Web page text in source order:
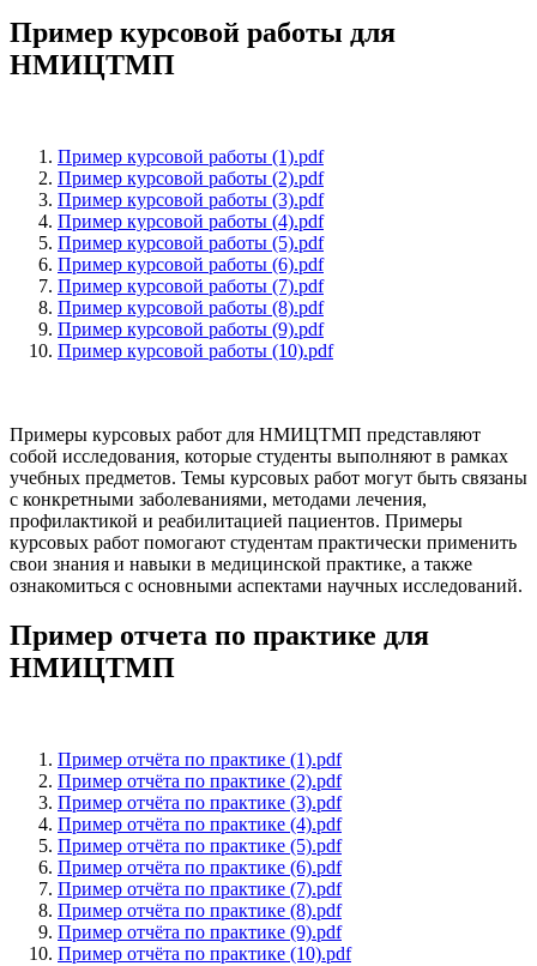
Пример курсовой работы для
НМИЦТМП
Пример курсовой работы (1).pdf
Пример курсовой работы (2).pdf
Пример курсовой работы (3).pdf
Пример курсовой работы (4).pdf
Пример курсовой работы (5).pdf
Пример курсовой работы (6).pdf
Пример курсовой работы (7).pdf
Пример курсовой работы (8).pdf
Пример курсовой работы (9).pdf
Пример курсовой работы (10).pdf
Примеры курсовых работ для НМИЦТМП представляют
собой исследования, которые студенты выполняют в рамках
учебных предметов. Темы курсовых работ могут быть связаны
с конкретными заболеваниями, методами лечения,
профилактикой и реабилитацией пациентов. Примеры
курсовых работ помогают студентам практически применить
свои знания и навыки в медицинской практике, а также
ознакомиться с основными аспектами научных исследований.
Пример отчета по практике для
НМИЦТМП
Пример отчёта по практике (1).pdf
Пример отчёта по практике (2).pdf
Пример отчёта по практике (3).pdf
Пример отчёта по практике (4).pdf
Пример отчёта по практике (5).pdf
Пример отчёта по практике (6).pdf
Пример отчёта по практике (7).pdf
Пример отчёта по практике (8).pdf
Пример отчёта по практике (9).pdf
Пример отчёта по практике (10).pdf